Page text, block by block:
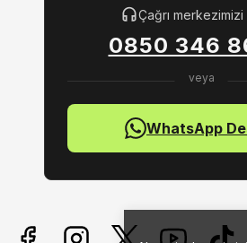
Çağrı merkezimizi
0850 346
WhatsApp